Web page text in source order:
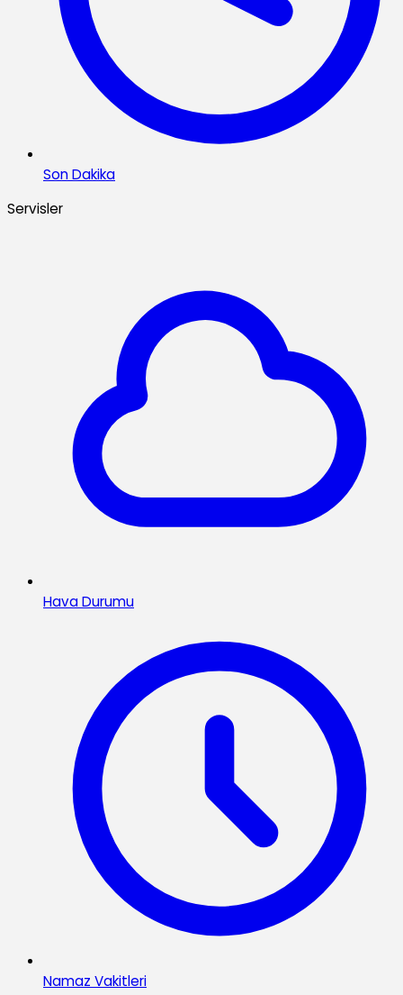
Son Dakika
Servisler
Hava Durumu
Namaz Vakitleri